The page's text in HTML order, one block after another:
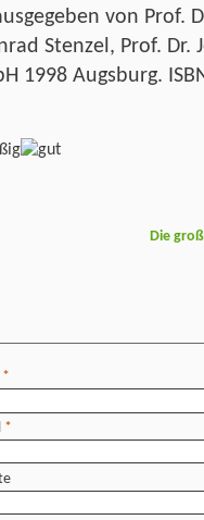
von Prof.
Stenzel, Prof. Dr.
1998 Augsburg.
Die
*
*